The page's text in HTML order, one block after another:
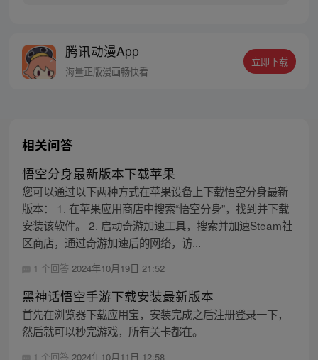
腾讯动漫App
海量正版漫画畅快看
立即下载
相关问答
悟空分身最新版本下载苹果
您可以通过以下两种方式在苹果设备上下载悟空分身最新
版本： 1. 在苹果应用商店中搜索“悟空分身”，找到并下载
安装该软件。 2. 启动奇游加速工具，搜索并加速Steam社
区商店，通过奇游加速后的网络，访...
1 个回答 2024年10月19日 21:52
黑神话悟空手游下载安装最新版本
首先在浏览器下载应用宝，安装完成之后注册登录一下，
然后就可以秒完游戏，所有关卡都在。
1 个回答 2024年10月11日 12:58